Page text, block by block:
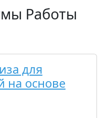
Работы
для
на основе